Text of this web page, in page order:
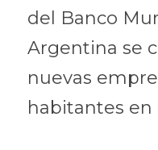
del Banco
Argentina se
nuevas
habitantes en